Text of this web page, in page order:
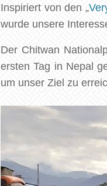
Inspiriert von den „
wurde unsere
Der Chitwan
ersten Tag in Nepal
um unser Ziel zu